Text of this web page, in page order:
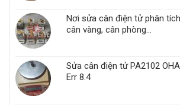
Nơi sửa cân điện tử phân
cân vàng, cân phòng...
Sửa cân điện tử PA2102
Err 8.4